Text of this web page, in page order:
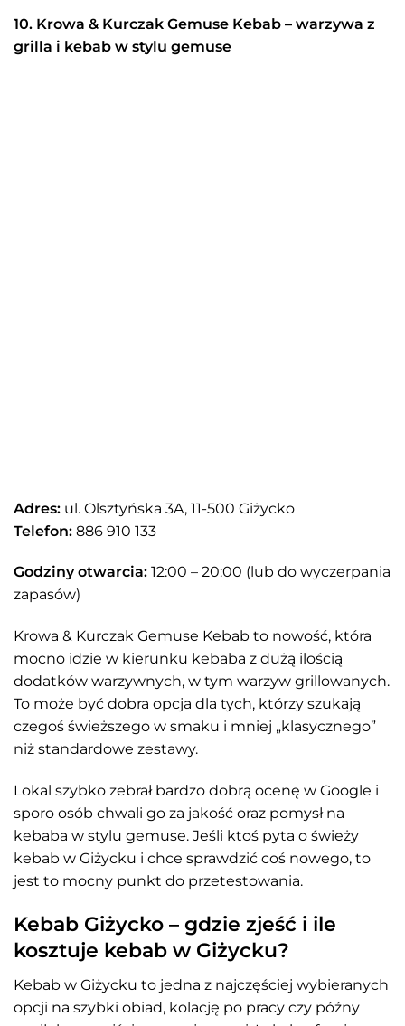
10. Krowa & Kurczak Gemuse Kebab – warzywa z
grilla i kebab w stylu gemuse
Adres: ul. Olsztyńska 3A, 11-500 Giżycko
Telefon: 886 910 133
Godziny otwarcia: 12:00 – 20:00 (lub do wyczerpania
zapasów)
Krowa & Kurczak Gemuse Kebab to nowość, która
mocno idzie w kierunku kebaba z dużą ilością
dodatków warzywnych, w tym warzyw grillowanych.
To może być dobra opcja dla tych, którzy szukają
czegoś świeższego w smaku i mniej „klasycznego”
niż standardowe zestawy.
Lokal szybko zebrał bardzo dobrą ocenę w Google i
sporo osób chwali go za jakość oraz pomysł na
kebaba w stylu gemuse. Jeśli ktoś pyta o świeży
kebab w Giżycku i chce sprawdzić coś nowego, to
jest to mocny punkt do przetestowania.
Kebab Giżycko – gdzie zjeść i ile
kosztuje kebab w Giżycku?
Kebab w Giżycku to jedna z najczęściej wybieranych
opcji na szybki obiad, kolację po pracy czy późny